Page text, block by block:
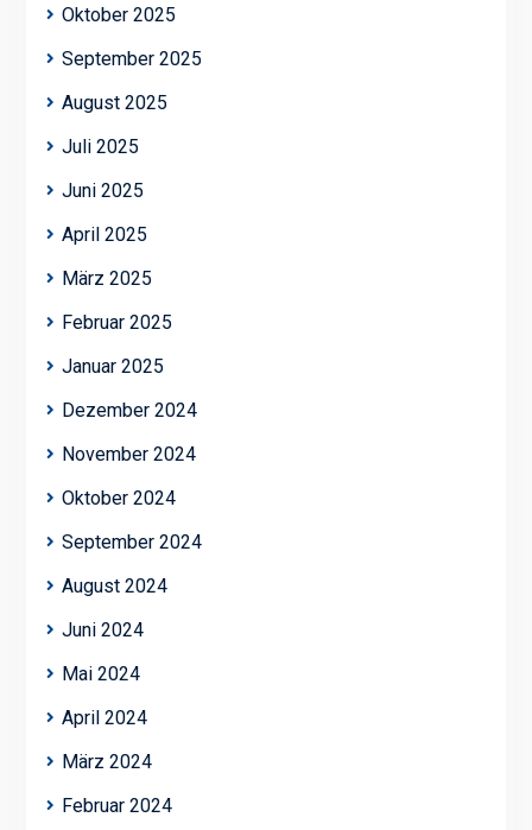
Oktober 2025
September 2025
August 2025
Juli 2025
Juni 2025
April 2025
März 2025
Februar 2025
Januar 2025
Dezember 2024
November 2024
Oktober 2024
September 2024
August 2024
Juni 2024
Mai 2024
April 2024
März 2024
Februar 2024